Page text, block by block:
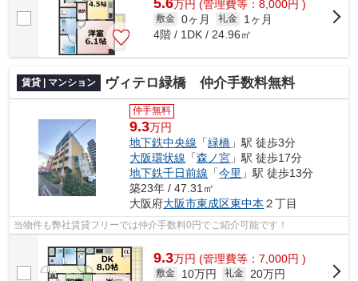
万円 (管理費等：8,000円 )
敷金 0ヶ月 礼金
1ヶ月
4階 / 1DK / 24.96㎡
賃貸 | マンション ヴィテロ緑橋 仲介手数料無料
仲手無料
9.3万円
地下鉄中央線 「緑橋 」駅 徒歩3分
大阪環状線 「森ノ宮 」駅 徒歩17分
地下鉄千日前線 「今里 」駅 徒歩13分
築23年 / 47.31㎡
大阪府大阪市東成区東中本 ２丁目
当物件も弊社賃貸フリーでは仲介手数料0円でご紹介可能です！
9.3万円 (管理費等：7,000円 )
敷金 10万円 礼金
20万円